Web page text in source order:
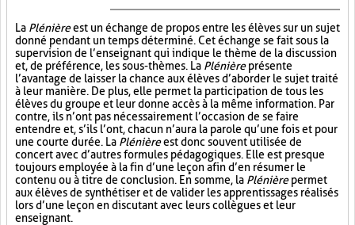
La Plénièreest un échange de propos entre les élèves sur un sujet
donné pendant un temps déterminé. Cet échange se fait sous la
supervision de l’enseignant qui indique le thème de la discussion
et, de préférence, les sous-thèmes. La Plénièreprésente
l’avantage de laisser la chance aux élèves d’aborder le sujet traité
à leur manière. De plus, elle permet la participation de tous les
élèves du groupe et leur donne accès à la même information. Par
contre, ils n’ont pas nécessairement l’occasion de se faire
entendre et, s’ils l’ont, chacun n’aura la parole qu’une fois et pour
une courte durée. La Plénièreest donc souvent utilisée de
concert avec d’autres formules pédagogiques. Elle est presque
toujours employée à la fin d’une leçon afin d’en résumer le
contenu ou à titre de conclusion. En somme, la Plénièrepermet
aux élèves de synthétiser et de valider les apprentissages réalisés
lors d’une leçon en discutant avec leurs collègues et leur
enseignant.